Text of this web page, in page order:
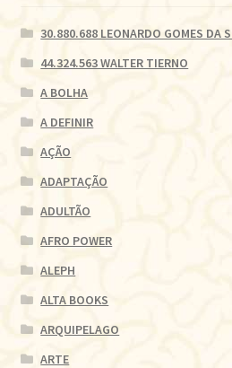
30.880.688 LEONARDO GOMES DA
44.324.563 WALTER TIERNO
A BOLHA
A DEFINIR
AÇÃO
ADAPTAÇÃO
ADULTÃO
AFRO POWER
ALEPH
ALTA BOOKS
ARQUIPELAGO
ARTE